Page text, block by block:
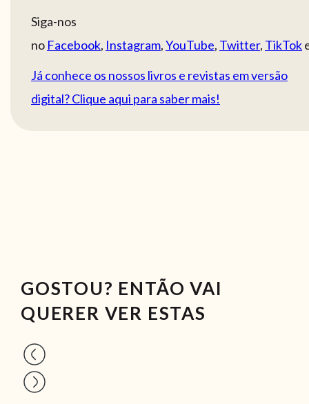
Siga-nos
no Facebook, Instagram,YouTube, Twitter, TikTok
Já conhece os nossos livros e revistas em versão
digital? Clique aqui para saber mais!
GOSTOU? ENTÃO VAI
QUERER VER ESTAS